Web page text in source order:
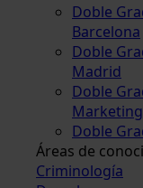
Doble
Barcelona
Doble
Madrid
Doble
Doble
Áreas de
Criminología